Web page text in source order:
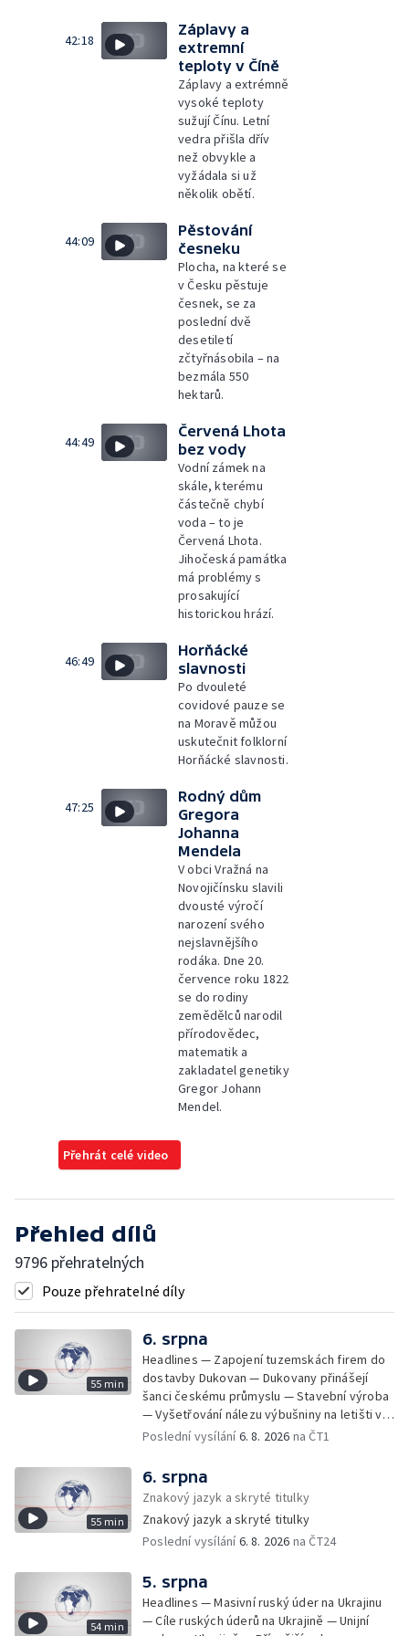
42:18
Záplavy a
extremní
teploty v Číně
Záplavy a extrémně
vysoké teploty
sužují Čínu. Letní
vedra přišla dřív
než obvykle a
vyžádala si už
několik obětí.
44:09
Pěstování
česneku
Plocha, na které se
v Česku pěstuje
česnek, se za
poslední dvě
desetiletí
zčtyřnásobila – na
bezmála 550
hektarů.
44:49
Červená Lhota
bez vody
Vodní zámek na
skále, kterému
částečně chybí
voda – to je
Červená Lhota.
Jihočeská památka
má problémy s
prosakující
historickou hrází.
46:49
Horňácké
slavnosti
Po dvouleté
covidové pauze se
na Moravě můžou
uskutečnit folklorní
Horňácké slavnosti.
47:25
Rodný dům
Gregora
Johanna
Mendela
V obci Vražná na
Novojičínsku slavili
dvousté výročí
narození svého
nejslavnějšího
rodáka. Dne 20.
července roku 1822
se do rodiny
zemědělců narodil
přírodovědec,
matematik a
zakladatel genetiky
Gregor Johann
Mendel.
Přehrát celé video
Přehled dílů
9796 přehratelných
Pouze přehratelné díly
55 min
6. srpna
Headlines — Zapojení tuzemskách firem do
dostavby Dukovan — Dukovany přinášejí
šanci českému průmyslu — Stavební výroba
— Vyšetřování nálezu výbušniny na letišti v
Lipsku — Bourání torza vyhořelé budovy ve
Omezování spotřeby vody v Jihlavě — Čistý
zisk bank — Jednání o ukončení bojů na
Blízkém východě — Opakované údery na
jižní Libanon — Přibylo zásahů horské služby
— Bezpečnostní opatření kvůli Evropské lize
Oscara — Doživotní trest pro Afghánce —
Slevy na jízdném — Aktualizace plánu
adaptace na klimatické změny — Letošní
Poslední vysílání6. 8. 2026 na ČT1
55 min
6. srpna
Znakový jazyk a skryté titulky
Znakový jazyk a skryté titulky
Poslední vysílání6. 8. 2026 na ČT24
54 min
5. srpna
Headlines — Masivní ruský úder na Ukrajinu
— Cíle ruských úderů na Ukrajině — Unijní